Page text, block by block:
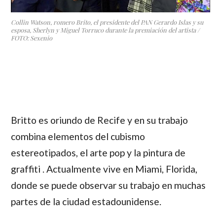
Collin Watson, romero Brito, el presidente del PAN Gerardo Islas y su
esposa, Sherlyn y Miguel Torruco durante la premiación del artista /
FOTO: Sexenio
Britto es oriundo de Recife y en su trabajo
combina elementos del cubismo
estereotipados, el arte pop y la pintura de
graffiti . Actualmente vive en Miami, Florida,
donde se puede observar su trabajo en muchas
partes de la ciudad estadounidense.